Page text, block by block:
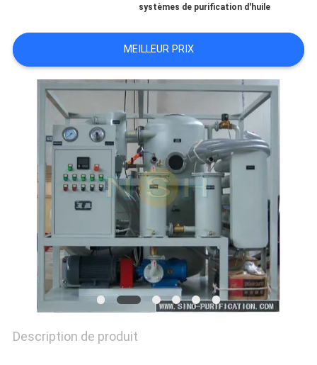
CITATION
SITE
PRIVACY
POLICY
systèmes de purification d'huile
MEILLEUR PRIX
Description de produit